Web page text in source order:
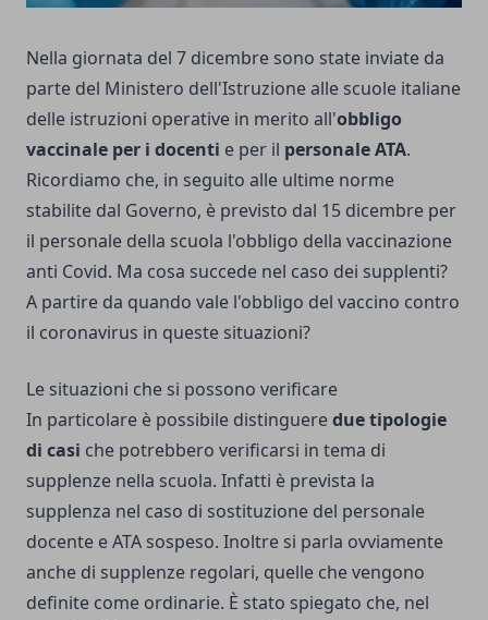
Nella giornata del 7 dicembre sono state inviate da
parte del Ministero dell'Istruzione alle scuole italiane
delle istruzioni operative in merito all'obbligo
vaccinale per i docenti e per il personale ATA.
Ricordiamo che, in seguito alle ultime norme
stabilite dal Governo, è previsto dal 15 dicembre per
il personale della scuola l'obbligo della vaccinazione
anti Covid. Ma cosa succede nel caso dei supplenti?
A partire da quando vale l'obbligo del vaccino contro
il coronavirus in queste situazioni?
Le situazioni che si possono verificare
In particolare è possibile distingueredue tipologie
di casi che potrebbero verificarsi in tema di
supplenze nella scuola. Infatti è prevista la
supplenza nel caso di sostituzione del personale
docente e ATA sospeso. Inoltre si parla ovviamente
anche di supplenze regolari, quelle che vengono
definite come ordinarie. È stato spiegato che, nel